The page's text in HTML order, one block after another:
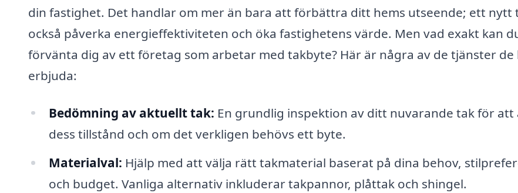
din fastighet. Det handlar om mer än bara att förbättra ditt hems utseende; ett nytt
också påverka energieffektiviteten och öka fastighetens värde. Men vad exakt kan
förvänta dig av ett företag som arbetar med takbyte? Här är några av de tjänster de
erbjuda:
Bedömning av aktuellt tak: En grundlig inspektion av ditt nuvarande tak för att
dess tillstånd och om det verkligen behövs ett byte.
Materialval: Hjälp med att välja rätt takmaterial baserat på dina behov,
och budget. Vanliga alternativ inkluderar takpannor, plåttak och shingel.